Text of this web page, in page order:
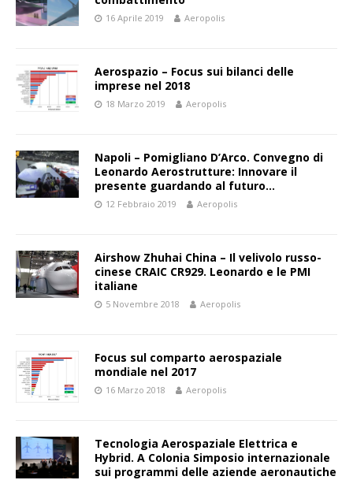
16 Aprile 2019 Aeropolis
Aerospazio – Focus sui bilanci delle
imprese nel 2018
18 Marzo 2019 Aeropolis
Napoli – Pomigliano D’Arco. Convegno di
Leonardo Aerostrutture: Innovare il
presente guardando al futuro…
12 Febbraio 2019 Aeropolis
Airshow Zhuhai China – Il velivolo russo-
cinese CRAIC CR929. Leonardo e le PMI
italiane
5 Novembre 2018 Aeropolis
Focus sul comparto aerospaziale
mondiale nel 2017
16 Marzo 2018 Aeropolis
Tecnologia Aerospaziale Elettrica e
Hybrid. A Colonia Simposio internazionale
sui programmi delle aziende aeronautiche